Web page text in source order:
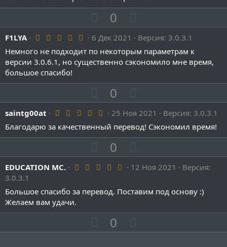
з
в
з
П
о
з
и
т
н
ы
й
г
л
о
с
0
е
г
а
т
н
ы
й
г
л
о
с
F1LYA 5
0
0
з
ё
6 Дек 2021
Версия: 3.0.3.1
Немного не подходит по некоторым параметрам к
версии 3.0.6.1, но существенно сэкономило мне время,
большое спасибо!
П
о
з
и
т
и
в
ы
й
г
л
0
е
г
а
т
и
в
ы
г
л
saintg00at 5
0
0
ё
з
д
25 Ноя 2021
Версия: 3.0.3.1
Благодарю за качественный перевод! Сэкономил время!
П
о
з
т
н
0
е
г
т
н
EDUCATION MC. 5
0
з
ё
12 Ноя 2021
Версия:
3.0.3.1
Большое спасибо за перевод. Поставим под основу :)
Желаем вам удачи.
П
о
0
е